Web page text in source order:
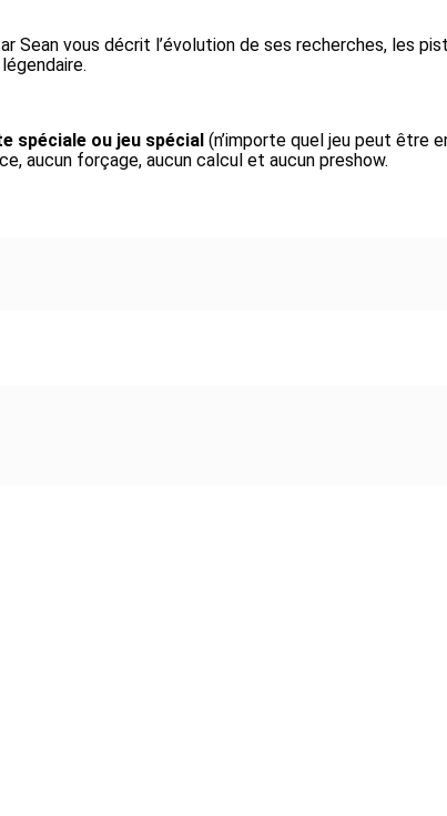
Sean vous décrit l’évolution de ses recherches, les
spéciale ou jeu spécial (n’importe quel jeu peut être
aucun forçage, aucun calcul et aucun preshow.